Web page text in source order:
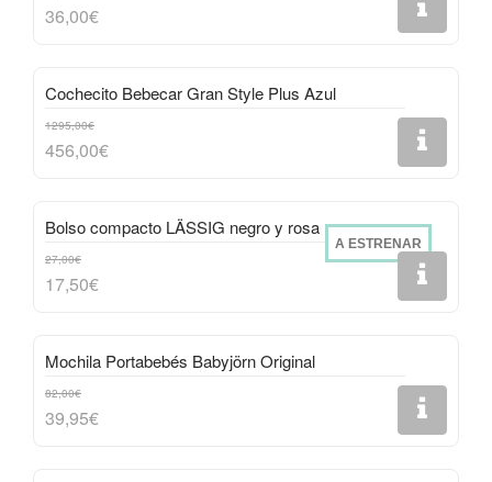
36,00€
Cochecito Bebecar Gran Style Plus Azul
1295,00€
456,00€
Bolso compacto LÄSSIG negro y rosa
A ESTRENAR
27,00€
17,50€
Mochila Portabebés Babyjörn Original
82,00€
39,95€